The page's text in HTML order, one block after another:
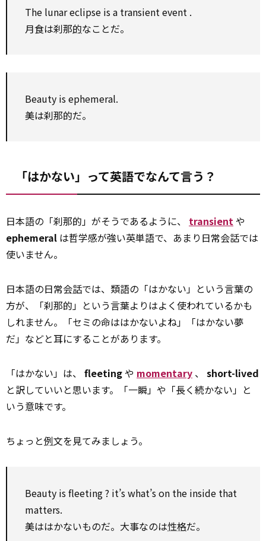
The lunar eclipse is a transientevent .
月食は刹那的なことだ。
Beauty is ephemeral.
美は刹那的だ。
「はかない」って英語でなんて言う？
日本語の「刹那的」がそうであるように、 transientや
ephemeral は哲学感が強い英単語で、あまり日常会話では
使いません。
日本語の日常会話では、類語の「はかない」という言葉の
方が、「刹那的」という言葉よりはよく使われているかも
しれません。「セミの命ははかないよね」「はかない夢
だ」などと耳にすることがあります。
「はかない」は、 fleetingや momentary 、 short-lived
と訳していいと思います。「一瞬」や「長く続かない」と
いう意味です。
ちょっと例文を見てみましょう。
Beauty is fleeting ? it’s what’s on the inside that
matters.
美ははかないものだ。大事なのは性格だ。